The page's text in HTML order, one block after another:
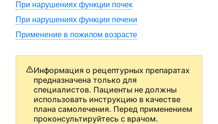
При нарушениях функции почек
При нарушениях функции печени
Применение в пожилом возрасте
Информация о рецептурных препаратах
предназначена только для
специалистов. Пациенты не должны
использовать инструкцию в качестве
плана самолечения. Перед применением
проконсультируйтесь с врачом.